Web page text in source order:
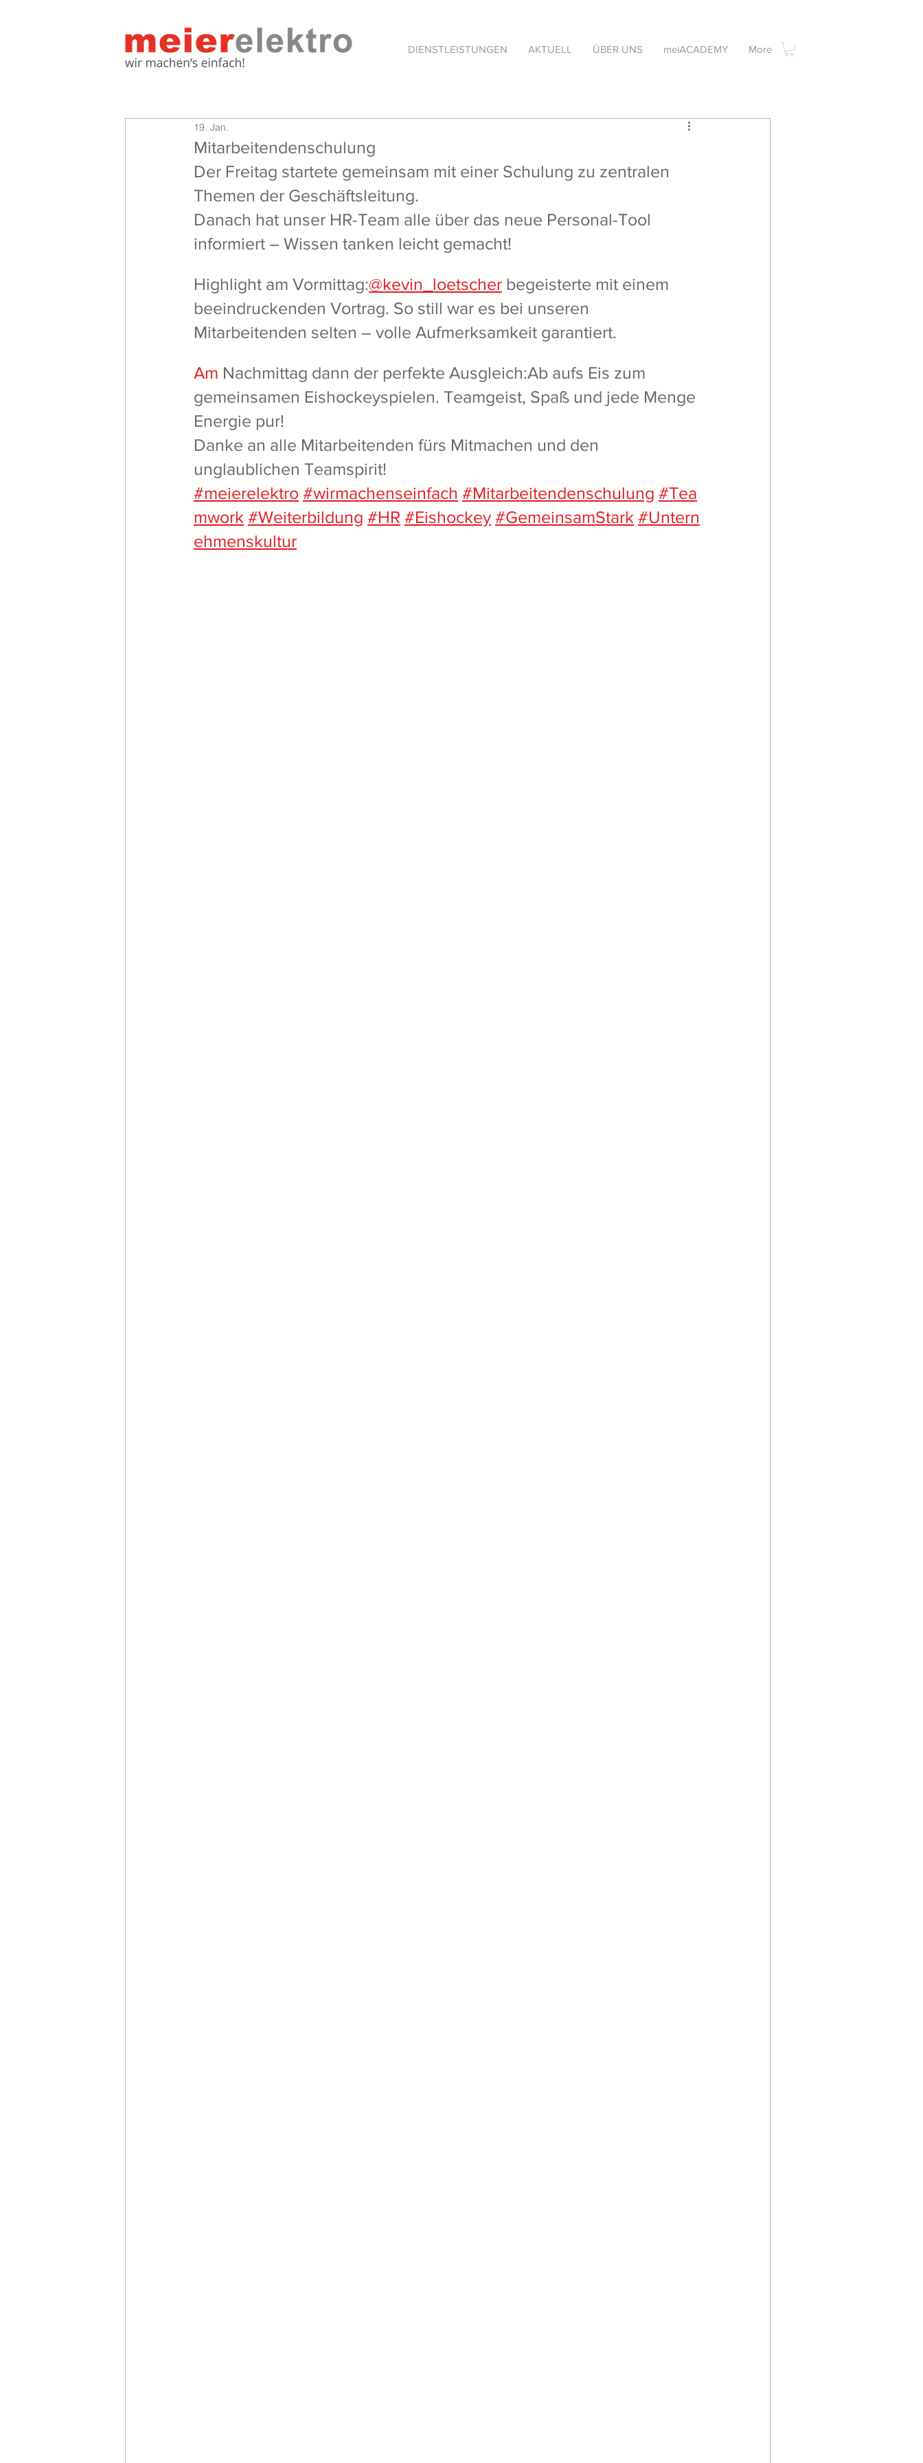
DIENSTLEISTUNGEN AKTUELL ÜBER UNS meiACADEMY More
Mitarbeitendenschulung
19. Jan.
Der Freitag startete gemeinsam mit einer Schulung zu zentralen
Themen der Geschäftsleitung.
Danach hat unser HR-Team alle über das neue Personal-Tool
informiert – Wissen tanken leicht gemacht!
Highlight am Vormittag:@kevin_loetscher begeisterte mit einem
beeindruckenden Vortrag. So still war es bei unseren
Mitarbeitenden selten – volle Aufmerksamkeit garantiert.
Am Nachmittag dann der perfekte Ausgleich:Ab aufs Eis zum
gemeinsamen Eishockeyspielen. Teamgeist, Spaß und jede Menge
Energie pur!
Danke an alle Mitarbeitenden fürs Mitmachen und den
unglaublichen Teamspirit!
#meierelektro #wirmachenseinfach #Mitarbeitendenschulung #Tea
mwork #Weiterbildung #HR #Eishockey #GemeinsamStark #Untern
ehmenskultur